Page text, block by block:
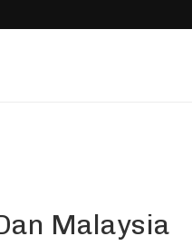
Malaysia